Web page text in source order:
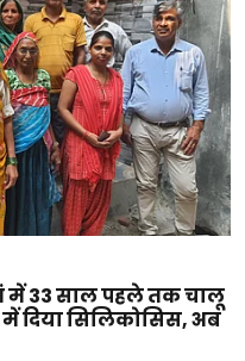
में 33 साल पहले तक चालू
दिया सिलिकोसिस, अब